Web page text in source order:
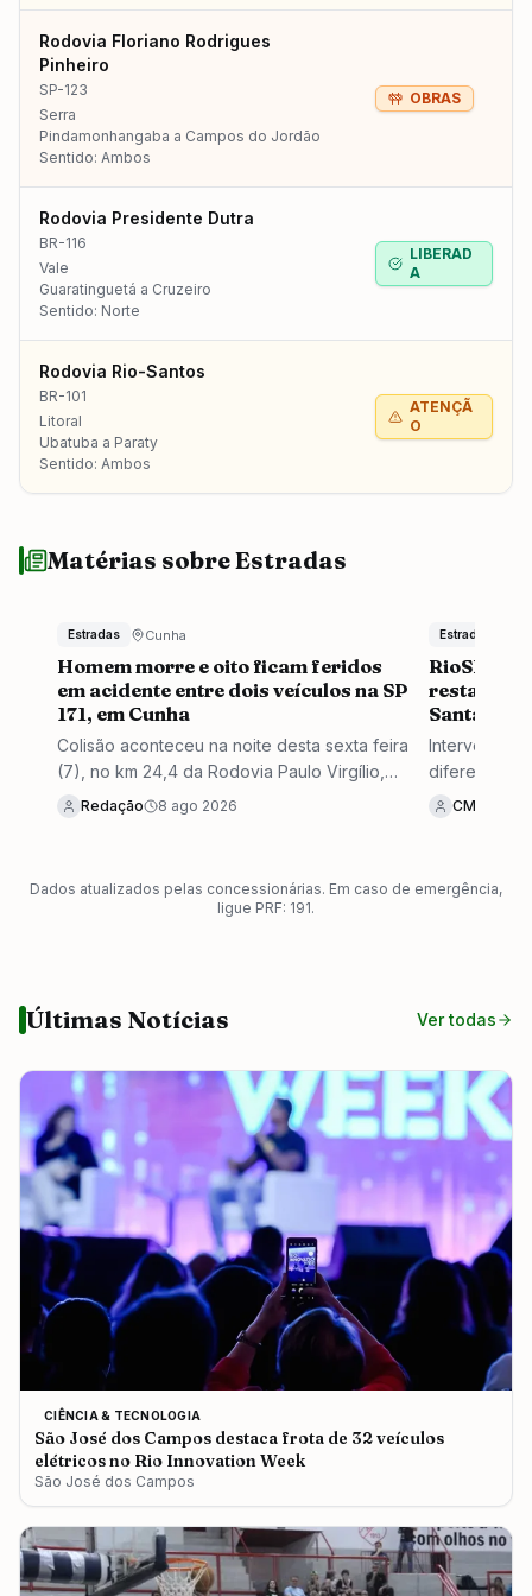
Rodovia Floriano Rodrigues
Pinheiro
SP-123
Serra
Pindamonhangaba a Campos do Jordão
Sentido: Ambos
OBRAS
Rodovia Presidente Dutra
BR-116
Vale
Guaratinguetá a Cruzeiro
Sentido: Norte
LIBERAD
A
Rodovia Rio-Santos
BR-101
Litoral
Ubatuba a Paraty
Sentido: Ambos
ATENÇÃ
O
Matérias sobre Estradas
Estradas Cunha
Homem morre e oito ficam feridos
em acidente entre dois veículos na SP
171, em Cunha
Colisão aconteceu na noite desta sexta feira
(7), no km 24,4 da Rodovia Paulo Virgílio,
no sentido Guaratinguetá
Redação 8 ago 2026
Estradas
RioSP
Santa
diferentes
concluídas
CMC
Dados atualizados pelas concessionárias. Em caso de emergência,
ligue PRF: 191.
Últimas Notícias Ver todas
CIÊNCIA & TECNOLOGIA
São José dos Campos destaca frota de 32 veículos
elétricos no Rio Innovation Week
São José dos Campos